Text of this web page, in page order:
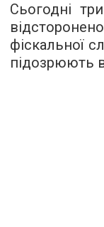
Сьогодні
фіскальної
підозрюють